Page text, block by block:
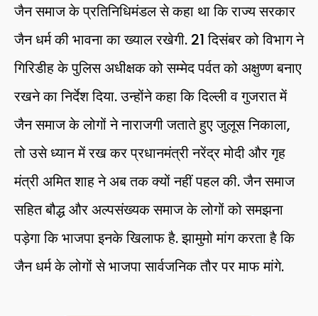
जैन समाज के प्रतिनिधिमंडल से कहा था कि राज्य सरकार
जैन धर्म की भावना का ख्याल रखेगी. 21 दिसंबर को विभाग ने
गिरिडीह के पुलिस अधीक्षक को सम्मेद पर्वत को अक्षुण्ण बनाए
रखने का निर्देश दिया. उन्होंने कहा कि दिल्ली व गुजरात में
जैन समाज के लोगों ने नाराजगी जताते हुए जुलूस निकाला,
तो उसे ध्यान में रख कर प्रधानमंत्री नरेंद्र मोदी और गृह
मंत्री अमित शाह ने अब तक क्यों नहीं पहल की. जैन समाज
सहित बौद्ध और अल्पसंख्यक समाज के लोगों को समझना
पड़ेगा कि भाजपा इनके खिलाफ है. झामुमो मांग करता है कि
जैन धर्म के लोगों से भाजपा सार्वजनिक तौर पर माफ मांगे.